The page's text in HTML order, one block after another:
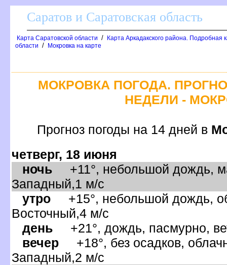
Саратов и Саратовская область
Карта Саратовской области /
Карта Аркадакского района. Подробная
области / Мокровка на карте
МОКРОВКА ПОГОДА.
НЕДЕЛИ -
Прогноз погоды на 14 дней
четверг, 18 июня
ночь +11°, небольшой дождь,
Западный,1 м/с
утро +15°, небольшой дождь,
осточный,4 м/с
день +21°, дождь, пасмурно,
ечер +18°, без осадков,
Западный,2 м/с